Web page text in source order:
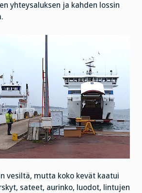
yhteysaluksen ja kahden lossin
vesiltä, mutta koko kevät kaatui
sateet, aurinko, luodot, lintujen